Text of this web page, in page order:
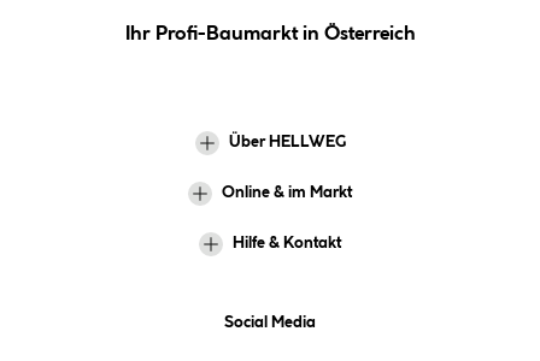
Ihr Profi-Baumarkt in Österreich
Über HELLWEG
Online & im Markt
Hilfe & Kontakt
Social Media